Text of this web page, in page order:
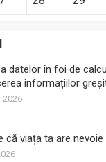
datelor în foi de
informațiilor
2026
că viața ta are